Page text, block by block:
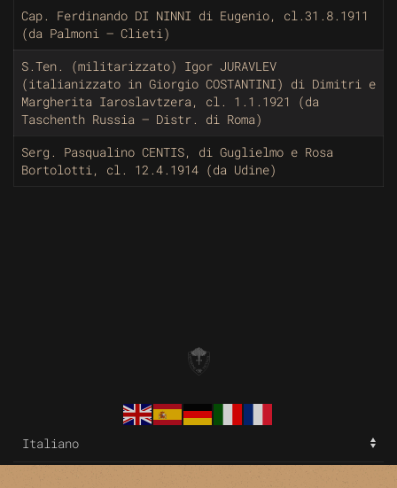
Cap. Ferdinando DI NINNI di Eugenio, cl.31.8.1911
(da Palmoni – Clieti)
S.Ten. (militarizzato) Igor JURAVLEV
(italianizzato in Giorgio COSTANTINI) di Dimitri e
Margherita Iaroslavtzera, cl. 1.1.1921 (da
Taschenth Russia – Distr. di Roma)
Serg. Pasqualino CENTIS, di Guglielmo e Rosa
Bortolotti, cl. 12.4.1914 (da Udine)